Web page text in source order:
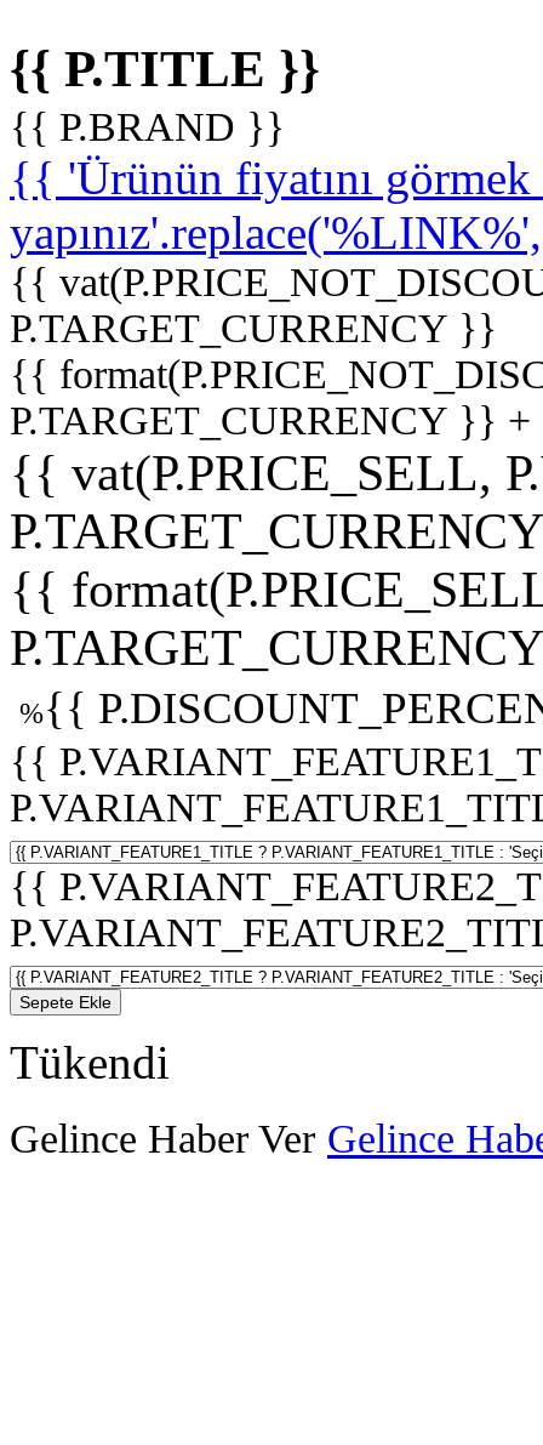
{{ P.TITLE }}
{{ P.BRAND }}
{{ 'Ürünün fiyatını
{{
P.TARGET_CURRENCY }}
{{
P.TARGET_CURRENCY }}
{{ vat(P.PRICE_SELL,
{{
%{{
{{
{{
Sepete Ekle
Tükendi
Gelince Haber Ver Gelince